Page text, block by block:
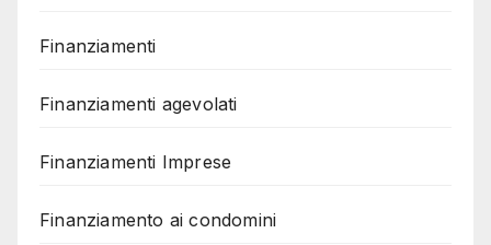
Finanziamenti
Finanziamenti agevolati
Finanziamenti Imprese
Finanziamento ai condomini